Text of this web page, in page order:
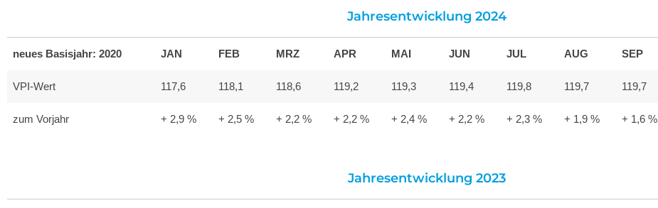
Jahresentwicklung 2024
neues Basisjahr: 2020 JAN FEB MRZ APR MAI JUN JUL AUG SEP
VPI-Wert 117,6 118,1 118,6 119,2 119,3 119,4 119,8 119,7 119,7
zum Vorjahr + 2,9 % + 2,5 % + 2,2 % + 2,2 % + 2,4 % + 2,2 % + 2,3 % + 1,9 % + 1,6 %
Jahresentwicklung 2023